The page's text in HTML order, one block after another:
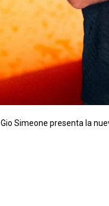
Gio Simeone presenta la